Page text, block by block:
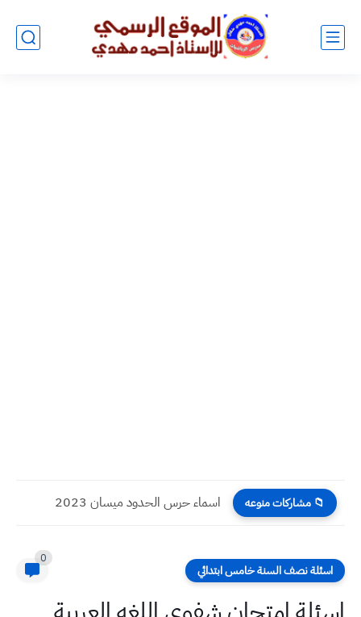
📁 مشاركات منوعه اسماء حرس الحدود ميسان 2023
اسئلة نصف السنة خامس ابتدائي
0